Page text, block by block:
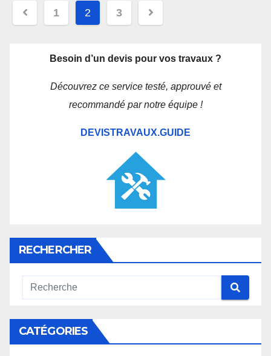
Navigation
articles
1 2 3
Besoin d’un devis pour vos travaux ?
Découvrez ce service testé, approuvé et
recommandé par notre équipe !
DEVISTRAVAUX.GUIDE
RECHERCHER
CATÉGORIES